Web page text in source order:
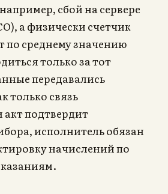
сбой на сервере
а физически счетчик
по среднему значению
только за тот
передавались
только связь
акт подтвердит
исполнитель обязан
начислений по